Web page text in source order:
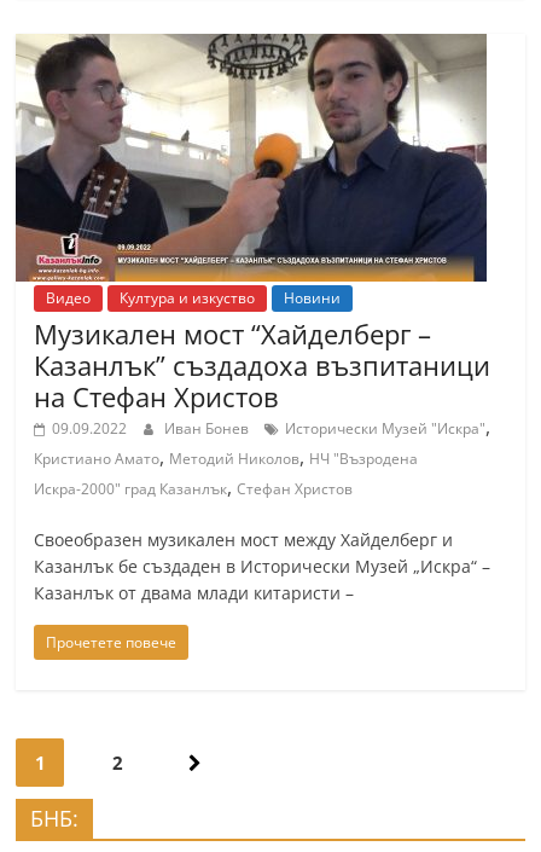
Видео Култура и изкуство Новини
Музикален мост “Хайделберг –
Казанлък” създадоха възпитаници
на Стефан Христов
09.09.2022 Иван Бонев Исторически Музей "Искра",
Кристиано Амато, Методий Николов, НЧ "Възродена
Искра-2000" град Казанлък,Стефан Христов
Своеобразен музикален мост между Хайделберг и
Казанлък бе създаден в Исторически Музей „Искра“ –
Казанлък от двама млади китаристи –
Прочетете повече
Навигация
1 2
БНБ: